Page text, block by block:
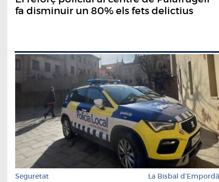
fa disminuir un 80% els fets delictius
Seguretat La Bisbal d'Empordà